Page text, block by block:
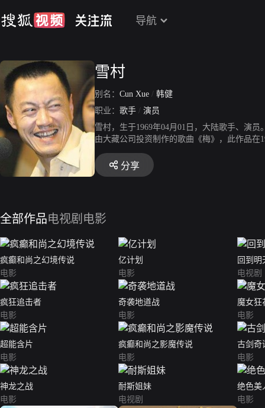
导航
雪村
别名： Cun Xue / 韩健
职业： 歌手 / 演员
雪村，生于1969年04月01日，大陆歌手、演
由大藏公司投资制作的歌曲《梅》，此作品
央电视台《东方时空》投资制作并播出其MTV
分享
全部作品电视剧 电影
疯癫和尚之幻境传说
电影
亿计划
电影
回到明
电视剧
疯狂追击者
电影
奇袭地道战
电影
魔女狂
电影
超能含片
电影
疯癫和尚之影魔传说
电影
古剑奇
电影
神龙之战
电影
耐斯姐妹
电视剧
绝色美
电影